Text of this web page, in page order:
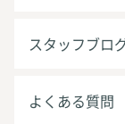
スタッフブロ
よくある質問